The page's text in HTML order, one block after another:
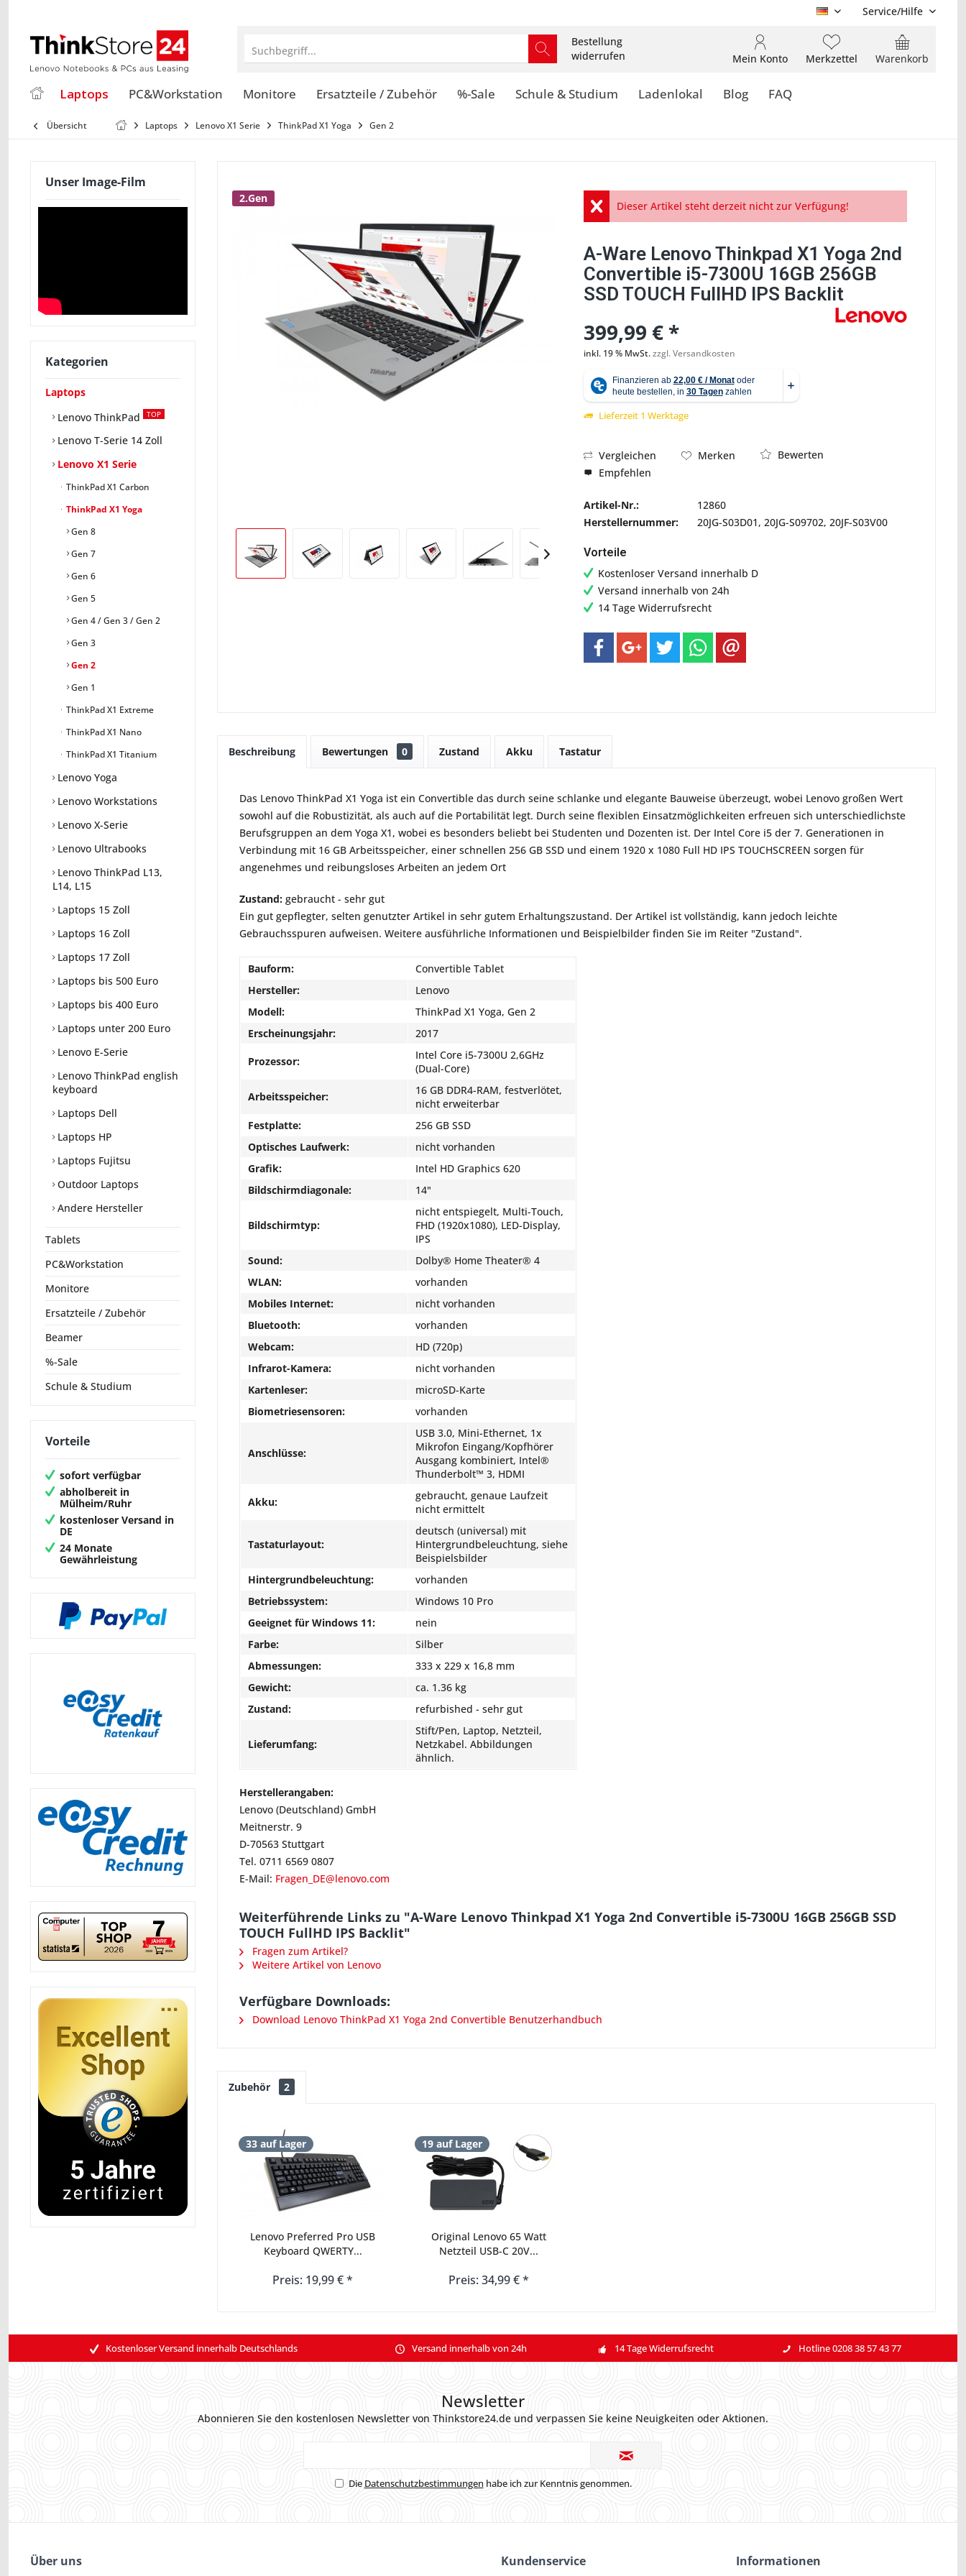
DE Service/Hilfe
Suchbegriff...
Bestellung
widerrufen
Warenkorb
Merkzettel
Mein Konto
Laptops PC&Workstation Monitore Ersatzteile / Zubehör %-Sale Schule & Studium Ladenlokal Blog FAQ
Übersicht Laptops Lenovo X1 Serie ThinkPad X1 Yoga Gen 2
Unser Image-Film
Kategorien
Laptops
Lenovo ThinkPad
TOP
Lenovo T-Serie 14 Zoll
Lenovo X1 Serie
ThinkPad X1 Carbon
ThinkPad X1 Yoga
Gen 8
Gen 7
Gen 6
Gen 5
Gen 4 / Gen 3 / Gen 2
Gen 3
Gen 2
Gen 1
ThinkPad X1 Extreme
ThinkPad X1 Nano
ThinkPad X1 Titanium
Lenovo Yoga
Lenovo Workstations
Lenovo X-Serie
Lenovo Ultrabooks
Lenovo ThinkPad L13,
L14, L15
Laptops 15 Zoll
Laptops 16 Zoll
Laptops 17 Zoll
Laptops bis 500 Euro
Laptops bis 400 Euro
Laptops unter 200 Euro
Lenovo E-Serie
Lenovo ThinkPad english
keyboard
Laptops Dell
Laptops HP
Laptops Fujitsu
Outdoor Laptops
Andere Hersteller
Tablets
PC&Workstation
Monitore
Ersatzteile / Zubehör
Beamer
%-Sale
Schule & Studium
Vorteile
sofort verfügbar
abholbereit in
Mülheim/Ruhr
kostenloser Versand in
DE
24 Monate
Gewährleistung
2.Gen
Abbildung ähnlich
Dieser Artikel steht derzeit nicht zur Verfügung!
A-Ware Lenovo Thinkpad X1 Yoga 2nd
Convertible i5-7300U 16GB 256GB
SSD TOUCH FullHD IPS Backlit
399,99 € *
inkl. 19 % MwSt.zzgl. Versandkosten
Lieferzeit 1 Werktage
Vergleichen Merken
Bewerten
Empfehlen
Artikel-Nr.:
12860
Herstellernummer:
20JG-S03D01, 20JG-S09702, 20JF-S03V00
Vorteile
Kostenloser Versand innerhalb D
Versand innerhalb von 24h
14 Tage Widerrufsrecht
Beschreibung Bewertungen 0 Zustand Akku Tastatur
Das Lenovo ThinkPad X1 Yoga ist ein Convertible das durch seine schlanke und elegante Bauweise überzeugt, wobei Lenovo großen Wert
sowohl auf die Robustizität, als auch auf die Portabilität legt. Durch seine flexiblen Einsatzmöglichkeiten erfreuen sich unterschiedlichste
Berufsgruppen an dem Yoga X1, wobei es besonders beliebt bei Studenten und Dozenten ist. Der Intel Core i5 der 7. Generationen in
Verbindung mit 16 GB Arbeitsspeicher, einer schnellen 256 GB SSD und einem 1920 x 1080 Full HD IPS TOUCHSCREEN sorgen für
angenehmes und reibungsloses Arbeiten an jedem Ort
Zustand: gebraucht - sehr gut
Ein gut gepflegter, selten genutzter Artikel in sehr gutem Erhaltungszustand. Der Artikel ist vollständig, kann jedoch leichte
Gebrauchsspuren aufweisen. Weitere ausführliche Informationen und Beispielbilder finden Sie im Reiter "Zustand".
Bauform:
Convertible Tablet
Hersteller:
Lenovo
Modell:
ThinkPad X1 Yoga, Gen 2
Erscheinungsjahr:
2017
Prozessor:
Intel Core i5-7300U 2,6GHz
(Dual-Core)
Arbeitsspeicher:
16 GB DDR4-RAM, festverlötet,
nicht erweiterbar
Festplatte:
256 GB SSD
Optisches Laufwerk:
nicht vorhanden
Grafik:
Intel HD Graphics 620
Bildschirmdiagonale:
14"
Bildschirmtyp:
nicht entspiegelt, Multi-Touch,
FHD (1920x1080), LED-Display,
IPS
Sound:
Dolby® Home Theater® 4
WLAN:
vorhanden
Mobiles Internet:
nicht vorhanden
Bluetooth:
vorhanden
Webcam:
HD (720p)
Infrarot-Kamera:
nicht vorhanden
Kartenleser:
microSD-Karte
Biometriesensoren:
vorhanden
Anschlüsse:
USB 3.0, Mini-Ethernet, 1x
Mikrofon Eingang/Kopfhörer
Ausgang kombiniert, Intel®
Thunderbolt™ 3, HDMI
Akku:
gebraucht, genaue Laufzeit
nicht ermittelt
Tastaturlayout:
deutsch (universal) mit
Hintergrundbeleuchtung, siehe
Beispielsbilder
Hintergrundbeleuchtung:
vorhanden
Betriebssystem:
Windows 10 Pro
Geeignet für Windows 11:
nein
Farbe:
Silber
Abmessungen:
333 x 229 x 16,8 mm
Gewicht:
ca. 1.36 kg
Zustand:
refurbished - sehr gut
Lieferumfang:
Stift/Pen, Laptop, Netzteil,
Netzkabel. Abbildungen
ähnlich.
Herstellerangaben:
Lenovo (Deutschland) GmbH
Meitnerstr. 9
D-70563 Stuttgart
Tel. 0711 6569 0807
E-Mail: Fragen_DE@lenovo.com
Weiterführende Links zu "A-Ware Lenovo Thinkpad X1 Yoga 2nd Convertible i5-7300U 16GB 256GB SSD
TOUCH FullHD IPS Backlit"
Fragen zum Artikel?
Weitere Artikel von Lenovo
Verfügbare Downloads:
Download Lenovo ThinkPad X1 Yoga 2nd Convertible Benutzerhandbuch
Zubehör 2
33 auf Lager
Lenovo Preferred Pro USB
Keyboard QWERTY...
Preis: 19,99 € *
19 auf Lager
Original Lenovo 65 Watt
Netzteil USB-C 20V...
Preis: 34,99 € *
Kostenloser Versand innerhalb Deutschlands Versand innerhalb von 24h 14 Tage Widerrufsrecht Hotline 0208 38 57 43 77
Newsletter
Abonnieren Sie den kostenlosen Newsletter von Thinkstore24.de und verpassen Sie keine Neuigkeiten oder Aktionen.
Die Datenschutzbestimmungen habe ich zur Kenntnis genommen.
Über uns Kundenservice Informationen